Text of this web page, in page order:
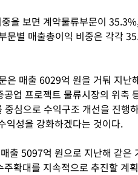
을 보면 계약물류부문이
문별 매출총이익 비중은 각각
은 매출 6029억 원을 거둬 지난
업 프로젝트 물류시장의 위축
중심으로 수익구조 개선을 진행
익성을 강화하겠다는 것이다.
출 5097억 원으로 지난해 같은
주확대를 지속적으로 추진할 계